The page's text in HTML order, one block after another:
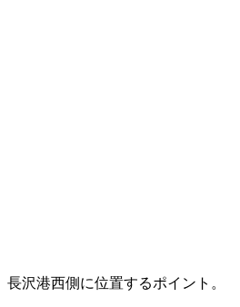
長沢港西側に位置するポイント。